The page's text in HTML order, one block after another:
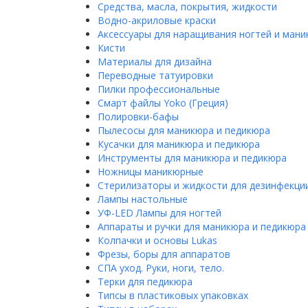
Средства, масла, покрытия, жидкости
Водно-акриловые краски
Аксессуары для наращивания ногтей и
Кисти
Материалы для дизайна
Переводные татуировки
Пилки профессиональные
Смарт файлы Yoko (Греция)
Полировки-бафы
Пылесосы для маникюра и педикюра
Кусачки для маникюра и педикюра
Инструменты для маникюра и педикюра
Ножницы маникюрные
Стерилизаторы и жидкости для
Лампы настольные
УФ-LED Лампы для ногтей
Аппараты и ручки для маникюра и педикюра
Колпачки и основы Lukas
Фрезы, боры для аппаратов
СПА уход. Руки, ноги, тело.
Терки для педикюра
Типсы в пластиковых упаковках